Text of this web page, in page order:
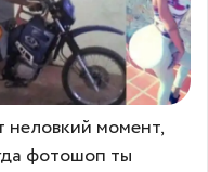
неловкий момент,
фотошоп ты